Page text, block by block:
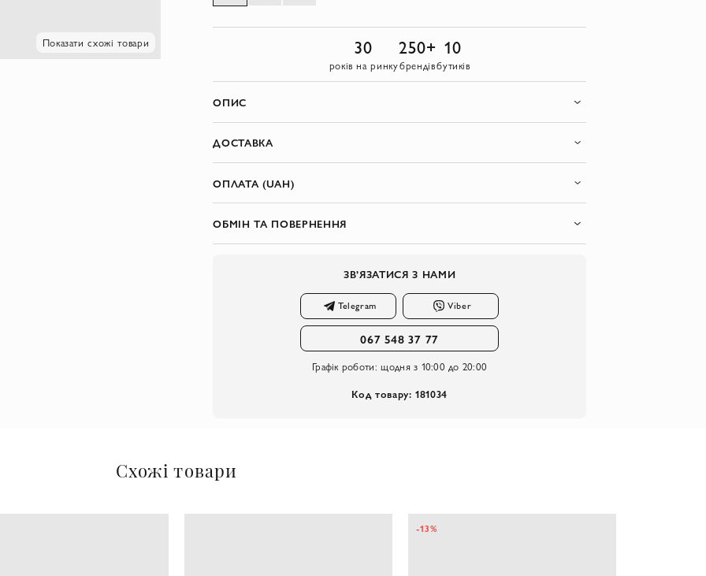
Показати схожі товари 30
років на ринку
250+
брендів
10
бутиків
ОПИС
ДОСТАВКА
ОПЛАТА (UAH)
ОБМІН ТА ПОВЕРНЕННЯ
ЗВ’ЯЗАТИСЯ З НАМИ
Telegram Viber
067 548 37 77
Графік роботи: щодня з 10:00 до 20:00
Код товару: 181034
Схожі товари
-13%